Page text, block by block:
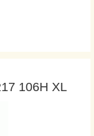
106H XL